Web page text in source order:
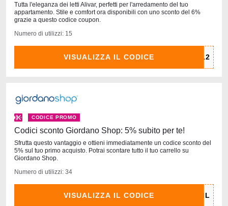
Tutta l'eleganza dei letti Alivar, perfetti per l'arredamento del tuo
appartamento. Stile e comfort ora disponibili con uno sconto del 6%
grazie a questo codice coupon.
Numero di utilizzi: 15
VISUALIZZA IL CODICE
CODICE PROMO
Codici sconto Giordano Shop: 5% subito per te!
Sfrutta questo vantaggio e ottieni immediatamente un codice sconto del
5% sul tuo primo acquisto. Potrai scontare tutto il tuo carrello su
Giordano Shop.
Numero di utilizzi: 34
VISUALIZZA IL CODICE